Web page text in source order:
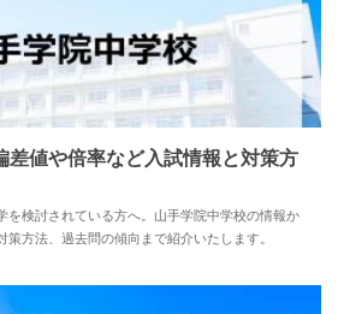
2024.04.02
差値や倍率など入試情報と対策方
を検討されている方へ。山手学院中学校の情報か
策方法、過去問の傾向まで紹介いたします。